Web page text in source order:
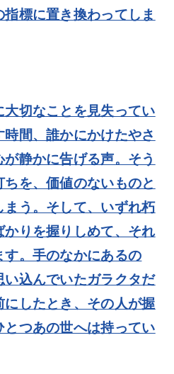
標に置き換わってしま
切なことを見失ってい
間、誰かにかけたやさ
静かに告げる声。そう
を、価値のないものと
まう。そして、いずれ朽
りを握りしめて、それ
。手のなかにあるの
込んでいたガラクタだ
したとき、その人が握
つあの世へは持ってい